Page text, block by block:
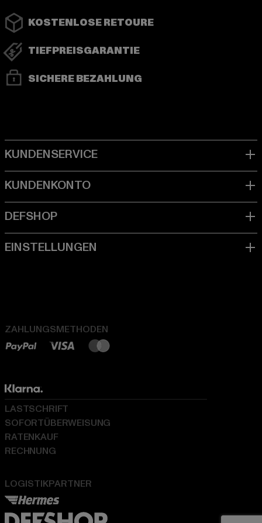
KOSTENLOSE RETOURE
TIEFPREISGARANTIE
SICHERE BEZAHLUNG
ZAHLUNGSMETHODEN
LOGISTIKPARTNER
LASTSCHRIFT
SOFORTÜBERWEISUNG
RATENKAUF
RECHNUNG